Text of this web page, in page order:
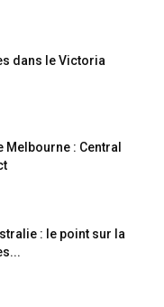
dans le Victoria
Melbourne : Central
: le point sur la